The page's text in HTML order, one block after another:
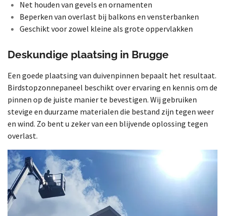
Net houden van gevels en ornamenten
Beperken van overlast bij balkons en vensterbanken
Geschikt voor zowel kleine als grote oppervlakken
Deskundige plaatsing in Brugge
Een goede plaatsing van duivenpinnen bepaalt het resultaat.
Birdstopzonnepaneel beschikt over ervaring en kennis om de
pinnen op de juiste manier te bevestigen. Wij gebruiken
stevige en duurzame materialen die bestand zijn tegen weer
en wind. Zo bent u zeker van een blijvende oplossing tegen
overlast.